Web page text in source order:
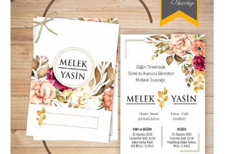
Hatim Davetiyesi